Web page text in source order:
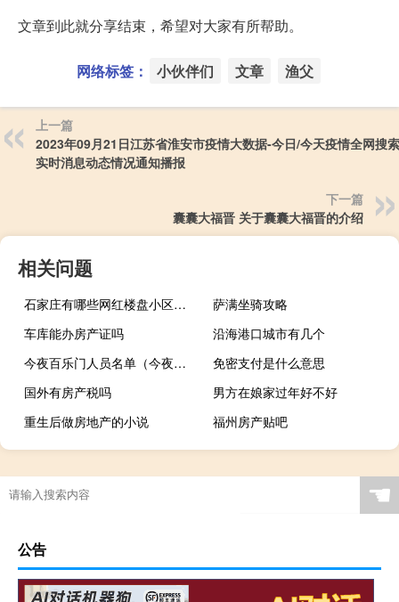
文章到此就分享结束，希望对大家有所帮助。
网络标签： 小伙伴们 文章 渔父
上一篇
2023年09月21日江苏省淮安市疫情大数据-今日/今天疫情全网搜
实时消息动态情况通知播报
下一篇
囊囊大福晋 关于囊囊大福晋的介绍
相关问题
石家庄有哪些网红楼盘小区？介绍5个最知名地产项目
萨满坐骑攻略
车库能办房产证吗
沿海港口城市有几个
今夜百乐门人员名单（今夜百乐门 空姐）
免密支付是什么意思
国外有房产税吗
男方在娘家过年好不好
重生后做房地产的小说
福州房产贴吧
过年打牌不理人犯法吗
☚
公告